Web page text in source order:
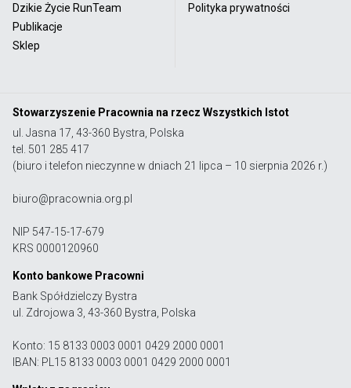
Dzikie Życie RunTeam
Publikacje
Sklep
Polityka prywatności
Stowarzyszenie Pracownia na rzecz Wszystkich Istot
ul. Jasna 17, 43-360 Bystra, Polska
tel. 501 285 417
(biuro i telefon nieczynne w dniach 21 lipca – 10 sierpnia 2026 r.)
biuro@pracownia.org.pl
NIP 547-15-17-679
KRS 0000120960
Konto bankowe Pracowni
Bank Spółdzielczy Bystra
ul. Zdrojowa 3, 43-360 Bystra, Polska
Konto: 15 8133 0003 0001 0429 2000 0001
IBAN: PL15 8133 0003 0001 0429 2000 0001